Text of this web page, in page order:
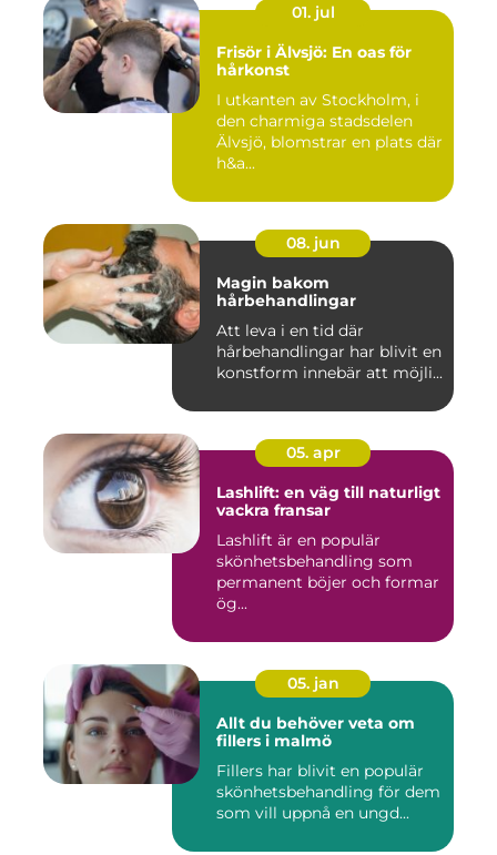
01. jul
Frisör i Älvsjö: En oas för
hårkonst
I utkanten av Stockholm, i
den charmiga stadsdelen
Älvsjö, blomstrar en plats där
h&a...
08. jun
Magin bakom
hårbehandlingar
Att leva i en tid där
hårbehandlingar har blivit en
konstform innebär att möjli...
05. apr
Lashlift: en väg till naturligt
vackra fransar
Lashlift är en populär
skönhetsbehandling som
permanent böjer och formar
ög...
05. jan
Allt du behöver veta om
fillers i malmö
Fillers har blivit en populär
skönhetsbehandling för dem
som vill uppnå en ungd...